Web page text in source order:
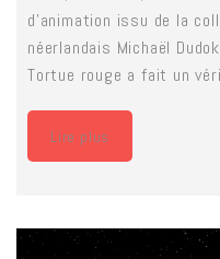
d'animation issu de la
néerlandais Michaël
Tortue rouge a fait un
Lire plus